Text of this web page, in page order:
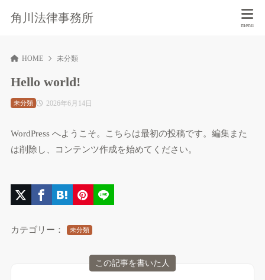
角川法律事務所
HOME 未分類
Hello world!
2026年6月14日
未分類
WordPress へようこそ。こちらは最初の投稿です。編集また
は削除し、コンテンツ作成を始めてください。
カテゴリー： 未分類
この記事を書いた人